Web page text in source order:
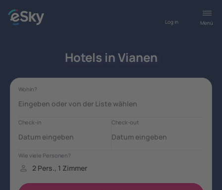
Menü
Log in
Hotels in Vianen